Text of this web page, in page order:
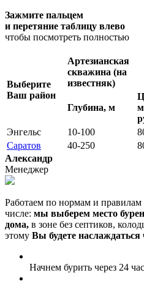
Зажмите пальцем
и перетяние таблицу влево
чтобы посмотреть полностью
Выберите
Ваш район
Артезианская
скважина (на
известняк)
Глубина, м
Энгельс
10-100
Саратов
40-250
Александр
Менеджер
Работаем по нормам и
числе: мы выберем место
дома, в зоне без септиков,
этому Вы будете наслаждаться
Начнем бурить через 24